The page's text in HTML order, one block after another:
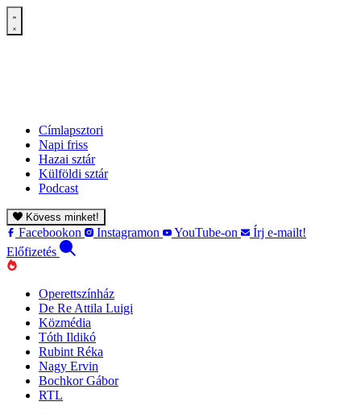
Címlapsztori
Napi friss
Hazai sztár
Külföldi sztár
Podcast
Kövess minket!
Facebookon Instagramon YouTube-on
Írj e-mailt!
Előfizetés
Operettszínház
De Re Attila Luigi
Közmédia
Tóth Ildikó
Rubint Réka
Nagy Ervin
Bochkor Gábor
RTL